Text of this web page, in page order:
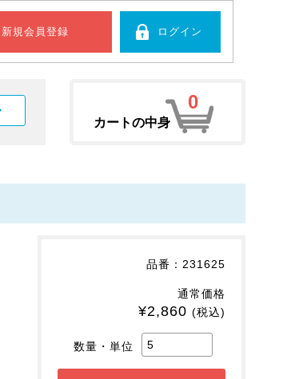
新規会員登録 ログイン
カートの中身
0
品番：231625
通常価格
¥2,860 (税込)
数量・単位